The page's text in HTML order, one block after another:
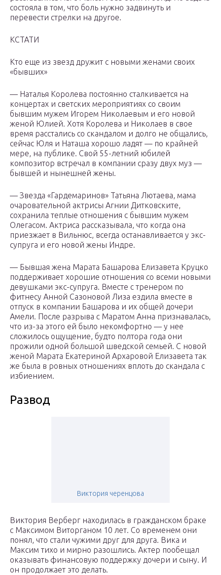
состояла в том, что боль нужно задвинуть и
перевести стрелки на другое.
КСТАТИ
Кто еще из звезд дружит с новыми женами своих
«бывших»
— Наталья Королева постоянно сталкивается на
концертах и светских мероприятиях со своим
бывшим мужем Игорем Николаевым и его новой
женой Юлией. Хотя Королева и Николаев в свое
время расстались со скандалом и долго не общались,
сейчас Юля и Наташа хорошо ладят — по крайней
мере, на публике. Свой 55-летний юбилей
композитор встречал в компании сразу двух муз —
бывшей и нынешней жены.
— Звезда «Гардемаринов» Татьяна Лютаева, мама
очаровательной актрисы Агнии Дитковските,
сохранила теплые отношения с бывшим мужем
Олегасом. Актриса рассказывала, что когда она
приезжает в Вильнюс, всегда останавливается у экс-
супруга и его новой жены Индре.
— Бывшая жена Марата Башарова Елизавета Круцко
поддерживает хорошие отношения со всеми новыми
девушками экс-супруга. Вместе с тренером по
фитнесу Анной Сазоновой Лиза ездила вместе в
отпуск в компании Башарова и их общей дочери
Амели. После разрыва с Маратом Анна признавалась,
что из-за этого ей было некомфортно — у нее
сложилось ощущение, будто полтора года они
прожили одной большой шведской семьей. С новой
женой Марата Екатериной Архаровой Елизавета так
же была в ровных отношениях вплоть до скандала с
избиением.
Развод
Виктория черенцова
Виктория Верберг находилась в гражданском браке
с Максимом Виторганом 10 лет. Со временем они
понял, что стали чужими друг для друга. Вика и
Максим тихо и мирно разошлись. Актер пообещал
оказывать финансовую поддержку дочери и сыну. И
он продолжает это делать.